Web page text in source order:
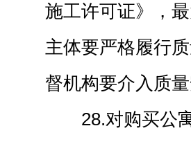
施工许可证》，
主体要严格履行
督机构要介入质量
28.对购买公